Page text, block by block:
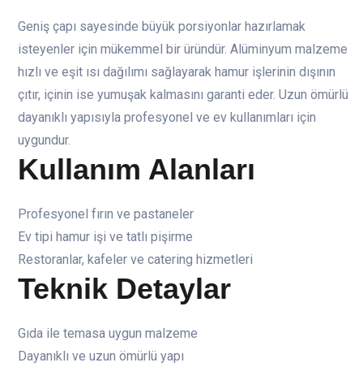
Geniş çapı sayesinde büyük porsiyonlar hazırlamak
isteyenler için mükemmel bir üründür. Alüminyum malzeme
hızlı ve eşit ısı dağılımı sağlayarak hamur işlerinin dışının
çıtır, içinin ise yumuşak kalmasını garanti eder. Uzun ömürlü
dayanıklı yapısıyla profesyonel ve ev kullanımları için
uygundur.
Kullanım Alanları
Profesyonel fırın ve pastaneler
Ev tipi hamur işi ve tatlı pişirme
Restoranlar, kafeler ve catering hizmetleri
Teknik Detaylar
Gıda ile temasa uygun malzeme
Dayanıklı ve uzun ömürlü yapı